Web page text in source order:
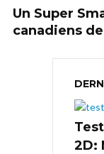
Un Super
canadiens
2D: